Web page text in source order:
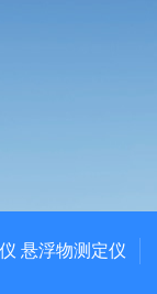
悬浮物测定仪